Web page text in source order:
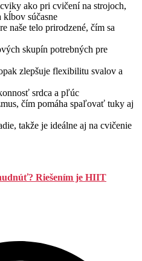
ako pri cvičení na strojoch,
kĺbov súčasne
naše telo prirodzené, čím sa
skupín potrebných pre
zlepšuje flexibilitu svalov a
srdca a pľúc
čím pomáha spaľovať tuky aj
takže je ideálne aj na cvičenie
Riešením je HIIT